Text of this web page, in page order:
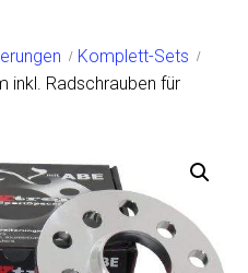
Komplett-Sets
inkl. Radschrauben für